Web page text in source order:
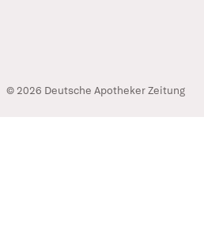
© 2026 Deutsche Apotheker Zeitung